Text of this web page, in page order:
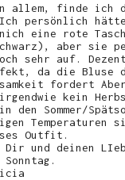
allem, finde ich
persönlich
nich eine rote
aber sie
sehr auf.
da die Bluse
fordert
kein
den Sommer/
Temperaturen
Outfit.
Dir und deinen
Sonntag.